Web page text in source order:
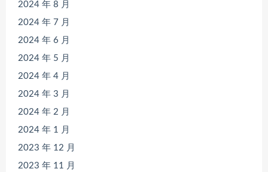
2024 年 8 月
2024 年 7 月
2024 年 6 月
2024 年 5 月
2024 年 4 月
2024 年 3 月
2024 年 2 月
2024 年 1 月
2023 年 12 月
2023 年 11 月